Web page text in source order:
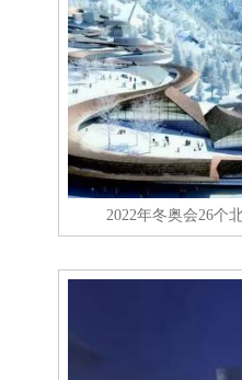
2022年冬奥会26个